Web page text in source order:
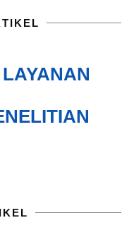
LAYANAN